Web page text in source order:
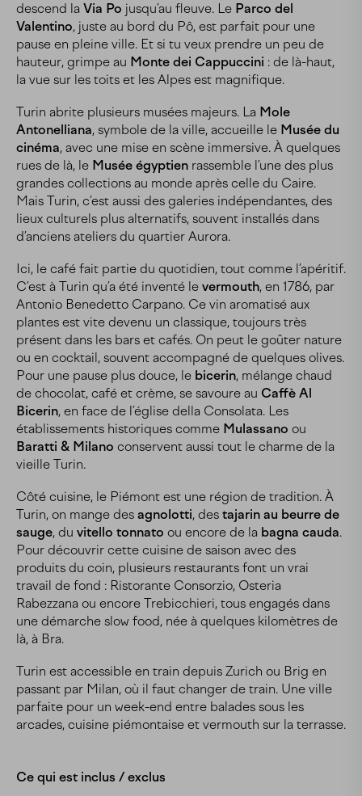
descend la Via Po jusqu’au fleuve. Le Parco del
Valentino, juste au bord du Pô, est parfait pour une
pause en pleine ville. Et si tu veux prendre un peu de
hauteur, grimpe au Monte dei Cappuccini : de là-haut,
la vue sur les toits et les Alpes est magnifique.
Turin abrite plusieurs musées majeurs. La Mole
Antonelliana, symbole de la ville, accueille le Musée du
cinéma, avec une mise en scène immersive. À quelques
rues de là, le Musée égyptien rassemble l’une des plus
grandes collections au monde après celle du Caire.
Mais Turin, c’est aussi des galeries indépendantes, des
lieux culturels plus alternatifs, souvent installés dans
d’anciens ateliers du quartier Aurora.
Ici, le café fait partie du quotidien, tout comme l’apéritif.
C’est à Turin qu’a été inventé le vermouth, en 1786, par
Antonio Benedetto Carpano. Ce vin aromatisé aux
plantes est vite devenu un classique, toujours très
présent dans les bars et cafés. On peut le goûter nature
ou en cocktail, souvent accompagné de quelques olives.
Pour une pause plus douce, le bicerin, mélange chaud
de chocolat, café et crème, se savoure au Caffè Al
Bicerin, en face de l’église della Consolata. Les
établissements historiques comme Mulassano ou
Baratti & Milano conservent aussi tout le charme de la
vieille Turin.
Côté cuisine, le Piémont est une région de tradition. À
Turin, on mange des agnolotti, des tajarin au beurre de
sauge, du vitello tonnato ou encore de la bagna cauda.
Pour découvrir cette cuisine de saison avec des
produits du coin, plusieurs restaurants font un vrai
travail de fond : Ristorante Consorzio, Osteria
Rabezzana ou encore Trebicchieri, tous engagés dans
une démarche slow food, née à quelques kilomètres de
là, à Bra.
Turin est accessible en train depuis Zurich ou Brig en
passant par Milan, où il faut changer de train. Une ville
parfaite pour un week-end entre balades sous les
arcades, cuisine piémontaise et vermouth sur la terrasse.
Ce qui est inclus / exclus